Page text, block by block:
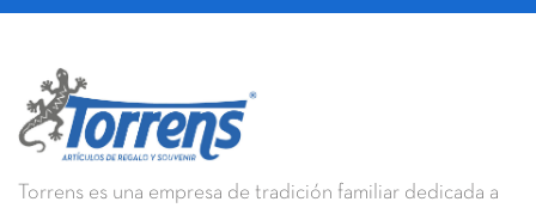
Torrens es una empresa de tradición familiar dedicada a